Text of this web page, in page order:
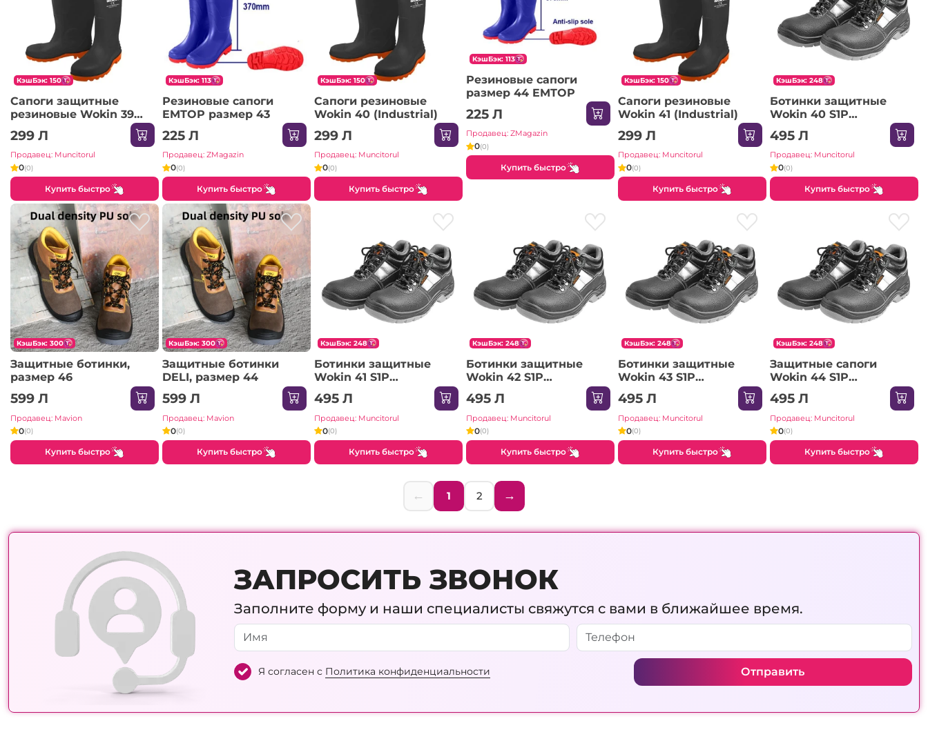
КэшБэк: 150
Сапоги защитные
резиновые Wokin 39
(Промышленные)
299 Л
Продавец: Muncitorul
0(0)
Купить быстро
КэшБэк: 113
Резиновые сапоги
EMTOP размер 43
225 Л
Продавец: ZMagazin
0(0)
Купить быстро
КэшБэк: 150
Сапоги резиновые
Wokin 40 (Industrial)
299 Л
Продавец: Muncitorul
0(0)
Купить быстро
КэшБэк: 113
Резиновые сапоги
размер 44 EMTOP
225 Л
Продавец: ZMagazin
0(0)
Купить быстро
КэшБэк: 150
Сапоги резиновые
Wokin 41 (Industrial)
299 Л
Продавец: Muncitorul
0(0)
Купить быстро
КэшБэк: 248
Ботинки защитные
Wokin 40 S1P
(Промышленный)
495 Л
Продавец: Muncitorul
0(0)
Купить быстро
КэшБэк: 300
Защитные ботинки,
размер 46
599 Л
Продавец: Mavion
0(0)
Купить быстро
КэшБэк: 300
Защитные ботинки
DELI, размер 44
599 Л
Продавец: Mavion
0(0)
Купить быстро
КэшБэк: 248
Ботинки защитные
Wokin 41 S1P
(Промышленный)
495 Л
Продавец: Muncitorul
0(0)
Купить быстро
КэшБэк: 248
Ботинки защитные
Wokin 42 S1P
(Промышленный)
495 Л
Продавец: Muncitorul
0(0)
Купить быстро
КэшБэк: 248
Ботинки защитные
Wokin 43 S1P
(Промышленный)
495 Л
Продавец: Muncitorul
0(0)
Купить быстро
КэшБэк: 248
Защитные сапоги
Wokin 44 S1P
(Промышленный)
495 Л
Продавец: Muncitorul
0(0)
Купить быстро
← 1 2 →
ЗАПРОСИТЬ ЗВОНОК
Заполните форму и наши специалисты свяжутся с вами в ближайшее время.
Я согласен с Политика конфиденциальности Отправить